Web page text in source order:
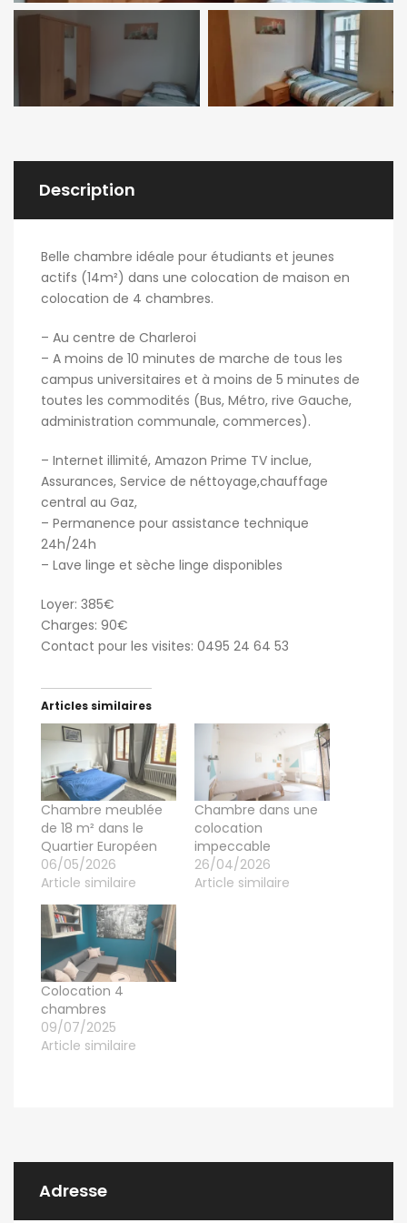
Description
Belle chambre idéale pour étudiants et jeunes
actifs (14m²) dans une colocation de maison en
colocation de 4 chambres.
– Au centre de Charleroi
– A moins de 10 minutes de marche de tous les
campus universitaires et à moins de 5 minutes de
toutes les commodités (Bus, Métro, rive Gauche,
administration communale, commerces).
– Internet illimité, Amazon Prime TV inclue,
Assurances, Service de néttoyage,chauffage
central au Gaz,
– Permanence pour assistance technique
24h/24h
– Lave linge et sèche linge disponibles
Loyer: 385€
Charges: 90€
Contact pour les visites: 0495 24 64 53
Articles similaires
Chambre meublée
de 18 m² dans le
Quartier Européen
06/05/2026
Article similaire
Chambre dans une
colocation
impeccable
26/04/2026
Article similaire
Colocation 4
chambres
09/07/2025
Article similaire
Adresse